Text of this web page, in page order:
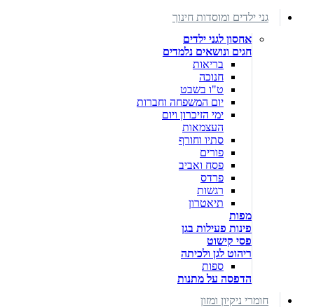
גני ילדים ומוסדות חינוך
אחסון לגני ילדים
חגים ונושאים נלמדים
בריאות
חנוכה
ט"ו בשבט
יום המשפחה וחברות
ימי הזיכרון ויום
העצמאות
סתיו וחורף
פורים
פסח ואביב
פרדס
רגשות
תיאטרון
מפות
פינות פעילות בגן
פסי קישוט
ריהוט לגן ולכיתה
ספות
הדפסה על מתנות
חומרי ניקיון ומזון